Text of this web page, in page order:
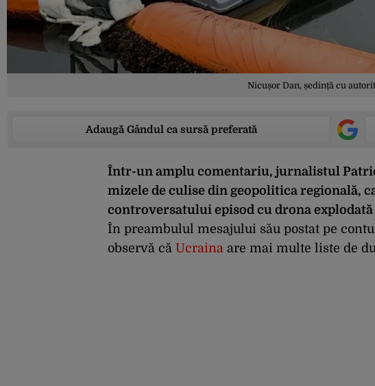
Nicușor Dan, ședință cu
Adaugă Gândul ca sursă preferată
Într-un amplu comentariu, jurnalistul
mizele de culise din geopolitica regională,
controversatului episod cu drona explodată
În preambulul mesajului său postat pe
observă că Ucraina are mai multe liste de